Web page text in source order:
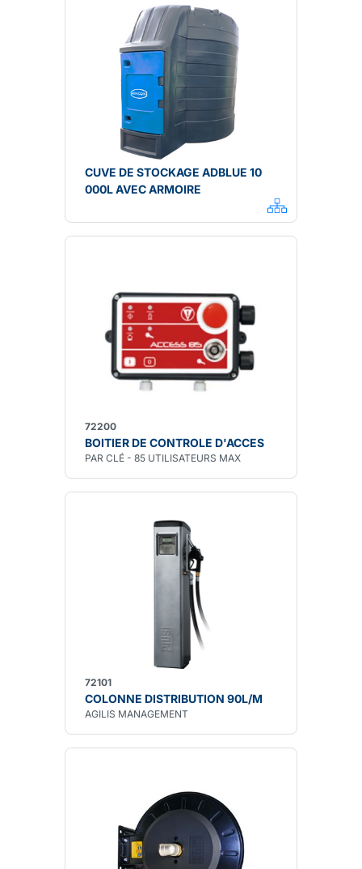
CUVE DE STOCKAGE ADBLUE 10
000L AVEC ARMOIRE
72200
BOITIER DE CONTROLE D'ACCES
PAR CLÉ - 85 UTILISATEURS MAX
72101
COLONNE DISTRIBUTION 90L/M
AGILIS MANAGEMENT